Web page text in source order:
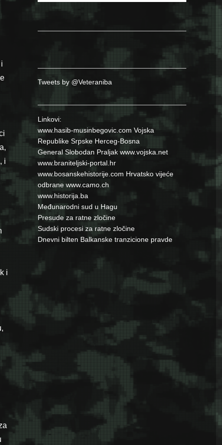
i
i
Tweets by @Veteraniba
Linkovi:
www.hasib-musinbegovic.com Vojska
Republike Srpske Herceg-Bosna
General Slobodan Praljak www.vojska.net
www.braniteljski-portal.hr
www.bosanskehistorije.com Hrvatsko vijeće
odbrane www.camo.ch
www.historija.ba
Međunarodni sud u Hagu
Presude za ratne zločine
Sudski procesi za ratne zločine
Dnevni bilten Balkanske tranzicione pravde